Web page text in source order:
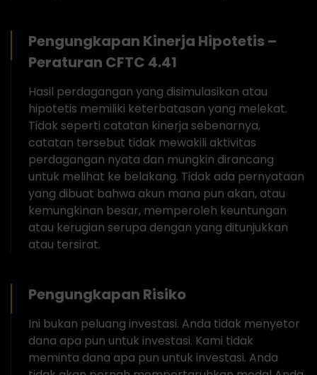
Pengungkapan Kinerja Hipotetis –
Peraturan CFTC 4.41
Hasil perdagangan yang disimulasikan atau
hipotetis memiliki keterbatasan yang melekat.
Tidak seperti catatan kinerja sebenarnya,
catatan tersebut tidak mewakili aktivitas
perdagangan nyata dan mungkin dirancang
untuk melihat ke belakang. Tidak ada pernyataan
yang dibuat bahwa akun mana pun akan, atau
kemungkinan besar, memperoleh keuntungan
atau kerugian serupa dengan yang ditunjukkan
atau tersirat.
Pengungkapan Risiko
Ini bukan peluang investasi. Anda tidak menyetor
dana apa pun untuk investasi. Kami tidak
meminta dana apa pun untuk investasi. Anda